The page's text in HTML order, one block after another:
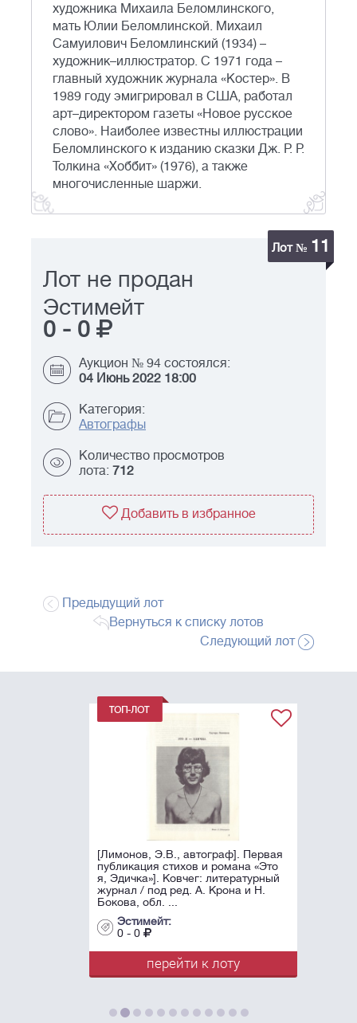
художника Михаила Беломлинского,
мать Юлии Беломлинской. Михаил
Самуилович Беломлинский (1934) –
художник–иллюстратор. С 1971 года –
главный художник журнала «Костер». В
1989 году эмигрировал в США, работал
арт–директором газеты «Новое русское
слово». Наиболее известны иллюстрации
Беломлинского к изданию сказки Дж. Р. Р.
Толкина «Хоббит» (1976), а также
многочисленные шаржи.
Лот № 11
Лот не продан
Эстимейт
0 - 0
Аукцион № 94 состоялся:
04 Июнь 2022 18:00
Категория:
Автографы
Количество просмотров
лота: 712
Добавить в избранное
Предыдущий лот
Вернуться к списку лотов
Следующий лот
[Лимонов, Э.В., автограф]. Первая
публикация стихов и романа «Это
я, Эдичка»]. Ковчег: литературный
журнал / под ред. А. Крона и Н.
Бокова, обл. ...
Эстимейт:
0 - 0
перейти к лоту